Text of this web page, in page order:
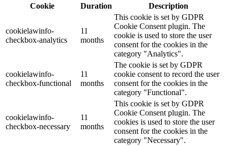
Cookie
Duration Description
cookielawinfo-
checkbox-analytics
11
months
This cookie is set by GDPR
Cookie Consent plugin. The
cookie is used to store the user
consent for the cookies in the
category "Analytics".
cookielawinfo-
checkbox-functional
11
months
The cookie is set by GDPR
cookie consent to record the user
consent for the cookies in the
category "Functional".
cookielawinfo-
checkbox-necessary
11
months
This cookie is set by GDPR
Cookie Consent plugin. The
cookies is used to store the user
consent for the cookies in the
category "Necessary".